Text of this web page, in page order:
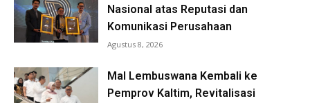
Nasional atas Reputasi dan
Komunikasi Perusahaan
Agustus 8, 2026
Mal Lembuswana Kembali ke
Pemprov Kaltim, Revitalisasi